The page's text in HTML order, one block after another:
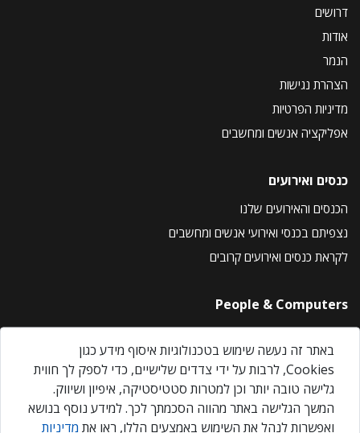
דרושים
אודות
הנמר
הצהרת נגישות
מדיניות הפרטיות
אפליקציה אנשים ומחשבים
כנסים ואירועים
הכנסים והאירועים שלנו
נצפיתם בכנסי ואירועי אנשים ומחשבים
לקראת כנסים ואירועים קרובים
People & Computers
About Us
Privacy Policy
Contact Us
Our Events
באתר זה נעשה שימוש בטכנולוגיות איסוף מידע כגון
Cookies, לרבות על ידי צדדים שלישיים, כדי לספק לך חווית
גלישה טובה יותר וכן למטרות סטטיסטיקה, איפיון ושיווק.
המשך הגלישה באתר מהווה הסכמתך לכך. למידע נוסף בנושא
ואפשרות לנהל את השימוש באמצעים הללו, ראו את מדיניות